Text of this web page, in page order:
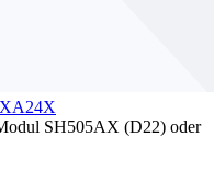
SH505AX (D22) oder